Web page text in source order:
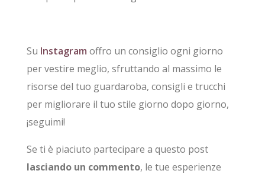
Su Instagram offro un consiglio ogni giorno
per vestire meglio, sfruttando al massimo le
risorse del tuo guardaroba, consigli e trucchi
per migliorare il tuo stile giorno dopo giorno,
¡seguimi!
Se ti è piaciuto partecipare a questo post
lasciando un commento, le tue esperienze